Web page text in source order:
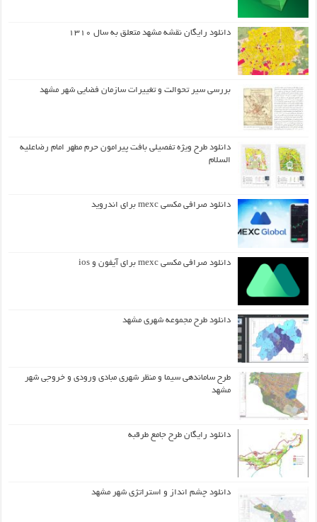
دانلود رایگان نقشه مشهد متعلق به سال ۱۳۱۰
بررسی سیر تحوالت و تغییرات سازمان فضایی شهر مشهد
دانلود طرح ويژه تفصيلي بافت پيرامون حرم مطهر امام رضاعليه
السلام
دانلود صرافی مکسی mexc برای اندروید
دانلود صرافی مکسی mexc برای آیفون و ios
دانلود طرح مجموعه شهری مشهد
طرح ساماندهی سیما و منظر شهری مبادی ورودی و خروجی شهر
مشهد
دانلود رایگان طرح جامع طرقبه
دانلود چشم انداز و استراتژی شهر مشهد